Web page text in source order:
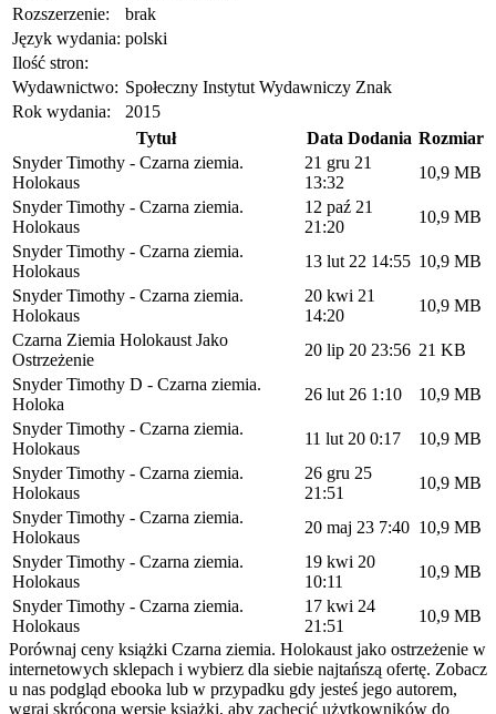
Rozszerzenie:
brak
Język wydania: polski
Ilość stron:
Wydawnictwo: Społeczny Instytut Wydawniczy Znak
Rok wydania:
2015
Tytuł
Data Dodania Rozmiar
Snyder Timothy - Czarna ziemia.
Holokaus
21 gru 21
13:32
10,9 MB
Snyder Timothy - Czarna ziemia.
Holokaus
12 paź 21
21:20
10,9 MB
Snyder Timothy - Czarna ziemia.
Holokaus
13 lut 22 14:55 10,9 MB
Snyder Timothy - Czarna ziemia.
Holokaus
20 kwi 21
14:20
10,9 MB
Czarna Ziemia Holokaust Jako
Ostrzeżenie
20 lip 20 23:56 21 KB
Snyder Timothy D - Czarna ziemia.
Holoka
26 lut 26 1:10
10,9 MB
Snyder Timothy - Czarna ziemia.
Holokaus
11 lut 20 0:17
10,9 MB
Snyder Timothy - Czarna ziemia.
Holokaus
26 gru 25
21:51
10,9 MB
Snyder Timothy - Czarna ziemia.
Holokaus
20 maj 23 7:40 10,9 MB
Snyder Timothy - Czarna ziemia.
Holokaus
19 kwi 20
10:11
10,9 MB
Snyder Timothy - Czarna ziemia.
Holokaus
17 kwi 24
21:51
10,9 MB
Porównaj ceny książki Czarna ziemia. Holokaust jako ostrzeżenie w
internetowych sklepach i wybierz dla siebie najtańszą ofertę. Zobacz
u nas podgląd ebooka lub w przypadku gdy jesteś jego autorem,
wgraj skróconą wersję książki, aby zachęcić użytkowników do